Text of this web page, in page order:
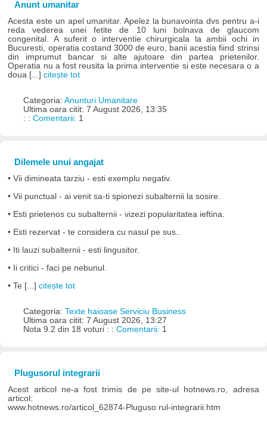
Anunt umanitar
Acesta este un apel umanitar. Apelez la bunavointa dvs pentru a-i
reda vederea unei fetite de 10 luni bolnava de glaucom
congenital. A suferit o interventie chirurgicala la ambii ochi in
Bucuresti, operatia costand 3000 de euro, banii acestia fiind strinsi
din imprumut bancar si alte ajutoare din partea prietenilor.
Operatia nu a fost reusita la prima interventie si este necesara o a
doua [...]citește tot
Categoria: Anunturi Umanitare
Ultima oara citit: 7 August 2026, 13:35
: : Comentarii: 1
Dilemele unui angajat
• Vii dimineata tarziu - esti exemplu negativ.
• Vii punctual - ai venit sa-ti spionezi subalternii la sosire.
• Esti prietenos cu subalternii - vizezi popularitatea ieftina.
• Esti rezervat - te considera cu nasul pe sus..
• Iti lauzi subalternii - esti lingusitor.
• Ii critici - faci pe nebunul.
• Te [...]citește tot
Categoria: Texte haioase Serviciu Business
Ultima oara citit: 7 August 2026, 13:27
Nota 9.2 din 18 voturi : : Comentarii: 1
Plugusorul integrarii
Acest articol ne-a fost trimis de pe site-ul hotnews.ro, adresa
articol:
www.hotnews.ro/articol_62874-Pluguso rul-integrarii.htm